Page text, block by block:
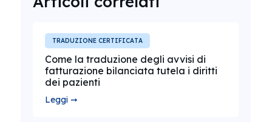
TRADUZIONE CERTIFICATA
Come la traduzione degli avvisi di
fatturazione bilanciata tutela i diritti
dei pazienti
Leggi ➞